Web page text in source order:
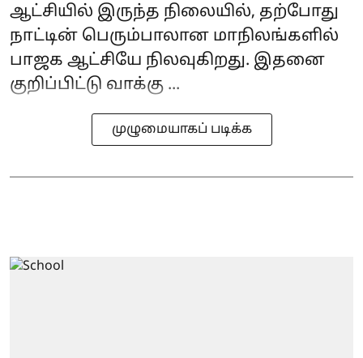
ஆட்சியில் இருந்த நிலையில், தற்போது
நாட்டின் பெரும்பாலான மாநிலங்களில்
பாஜக ஆட்சியே நிலவுகிறது. இதனை
குறிப்பிட்டு வாக்கு ...
முழுமையாகப் படிக்க